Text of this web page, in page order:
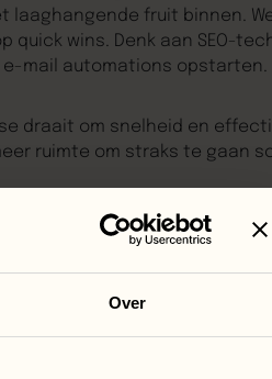
Over
laaghangende fruit binnen.
quick wins. Denk aan SEO-
mail automations opstarten.
draait om snelheid en
ruimte om straks te gaan
gaan we gericht verder met
meer budget. Zoekwoorden
optimaliseren: A/B-testen,